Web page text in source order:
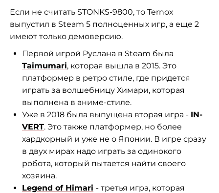
Если не считать STONKS-9800, то Ternox
выпустил в Steam 5 полноценных игр, а еще 2
имеют только демоверсию.
Первой игрой Руслана в Steam была
Taimumari, которая вышла в 2015. Это
платформер в ретро стиле, где придется
играть за волшебницу Химари, которая
выполнена в аниме-стиле.
Уже в 2018 была выпущена вторая игра - IN-
VERT. Это также платформер, но более
хардкорный и уже не о Японии. В игре сразу
в двух мирах надо играть за одинокого
робота, который пытается найти своего
хозяина.
Legend of Himari - третья игра, которая